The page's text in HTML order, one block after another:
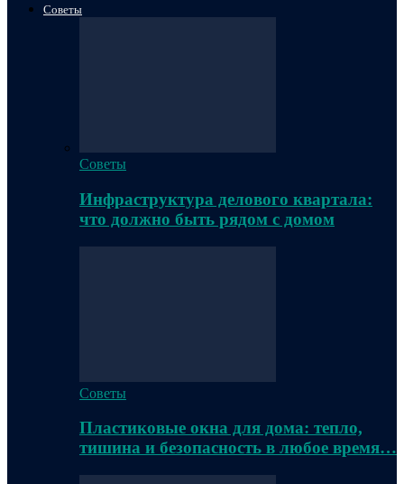
Советы
Советы
Инфраструктура делового квартала:
что должно быть рядом с домом
Советы
Пластиковые окна для дома: тепло,
тишина и безопасность в любое время…